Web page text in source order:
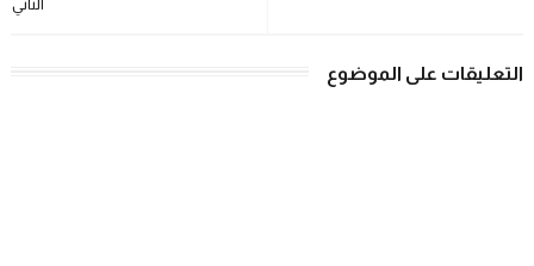
الثاني
التعليقات على الموضوع